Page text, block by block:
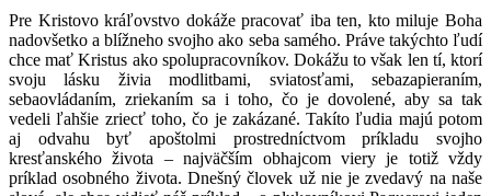
Pre Kristovo kráľovstvo dokáže pracovať iba ten, kto miluje Boha
nadovšetko a blížneho svojho ako seba samého. Práve takýchto ľudí
chce mať Kristus ako spolupracovníkov. Dokážu to však len tí, ktorí
svoju lásku živia modlitbami, sviatosťami, sebazapieraním,
sebaovládaním, zriekaním sa i toho, čo je dovolené, aby sa tak
vedeli ľahšie zriecť toho, čo je zakázané. Takíto ľudia majú potom
aj odvahu byť apoštolmi prostredníctvom príkladu svojho
kresťanského života – najväčším obhajcom viery je totiž vždy
príklad osobného života. Dnešný človek už nie je zvedavý na naše